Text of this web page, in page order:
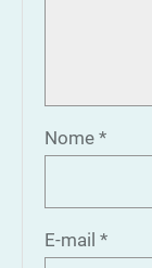
Nome *
E-mail *